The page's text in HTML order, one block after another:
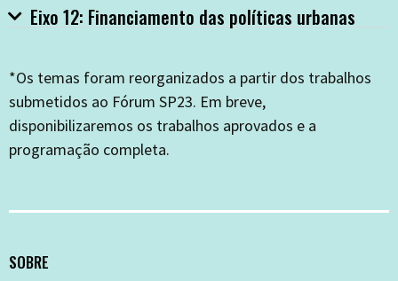
Eixo 12: Financiamento das políticas urbanas
*Os temas foram reorganizados a partir dos trabalhos
submetidos ao Fórum SP23. Em breve,
disponibilizaremos os trabalhos aprovados e a
programação completa.
SOBRE